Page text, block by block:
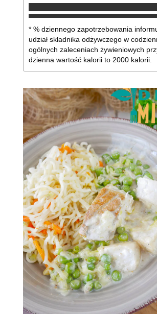
* % dziennego zapotrzebowania
udział składnika odżywczego w
ogólnych zaleceniach żywieniowych
dzienna wartość kalorii to 2000 kalorii.